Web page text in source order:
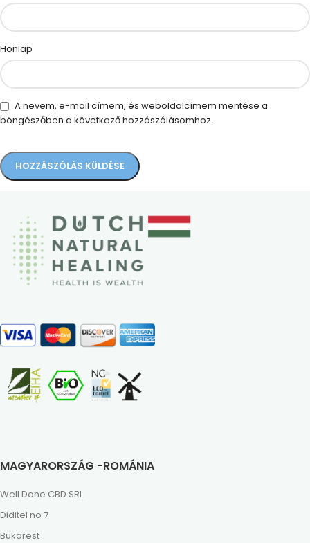
Honlap
A nevem, e-mail címem, és weboldalcímem mentése a
böngészőben a következő hozzászólásomhoz.
MAGYARORSZÁG -ROMÁNIA
Well Done CBD SRL
Diditel no 7
Bukarest